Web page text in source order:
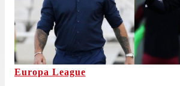
Europa League